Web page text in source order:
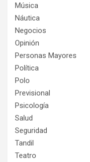
Música
Náutica
Negocios
Opinión
Personas Mayores
Política
Polo
Previsional
Psicología
Salud
Seguridad
Tandil
Teatro